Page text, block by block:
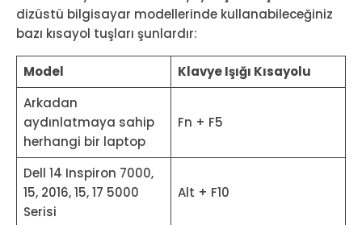
dizüstü bilgisayar modellerinde kullanabileceğiniz
bazı kısayol tuşları şunlardır:
Model
Klavye Işığı Kısayolu
Arkadan
aydınlatmaya sahip
herhangi bir laptop
Fn + F5
Dell 14 Inspiron 7000,
15, 2016, 15, 17 5000
Serisi
Alt + F10